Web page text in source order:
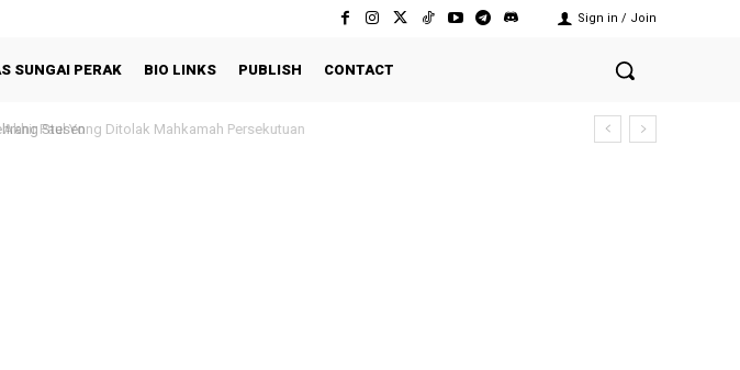
Sign in / Join
SUNGAI PERAK BIO LINKS PUBLISH CONTACT
Paul Yong Ditolak Mahkamah Persekutuan